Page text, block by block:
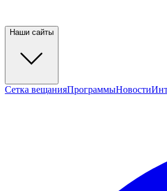
Наши сайты
Сетка вещанияПрограммыНовости